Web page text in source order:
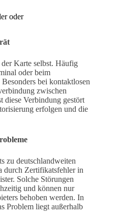
oder
Karte selbst. Häufig
oder beim
bei kontaktlosen
zwischen
diese Verbindung gestört
erfolgen und die
zu deutschlandweiten
durch Zertifikatsfehler in
Solche Störungen
und können nur
behoben werden. In
Problem liegt außerhalb